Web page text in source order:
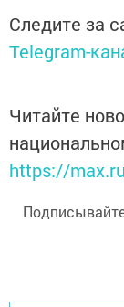
Следите за
Telegram-
Читайте
https://